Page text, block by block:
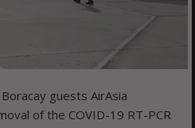
guests AirAsia
of the COVID-19 RT-PCR